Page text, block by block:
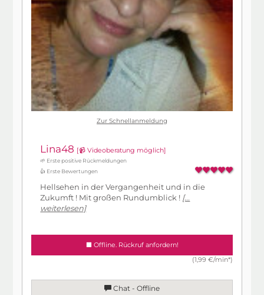
Zur Schnellanmeldung
Lina48 [📹 Videoberatung möglich]
🌱 Erste positive Rückmeldungen
👍 Erste Bewertungen
Hellsehen in der Vergangenheit und in die
Zukumft ! Mit großen Rundumblick ! [...
weiterlesen]
Offline. Rückruf anfordern!
(1,99 €/min*)
Chat - Offline